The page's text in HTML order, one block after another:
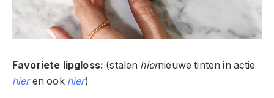
Favoriete lipgloss: (stalen hiernieuwe tinten in actie
hieren ook hier)